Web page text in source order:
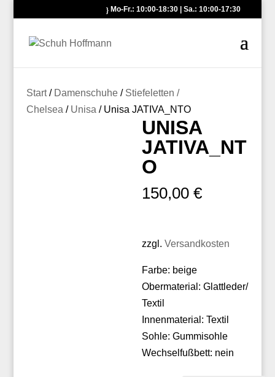
Mo-Fr.: 10:00-18:30 | Sa.: 10:00-17:30
Start/ Damenschuhe/ Stiefeletten /
Chelsea / Unisa / Unisa JATIVA_NTO
UNISA
JATIVA_NT
O
150,00€
zzgl.Versandkosten
Farbe: beige
Obermaterial: Glattleder/
Textil
Innenmaterial: Textil
Sohle: Gummisohle
Wechselfußbett: nein